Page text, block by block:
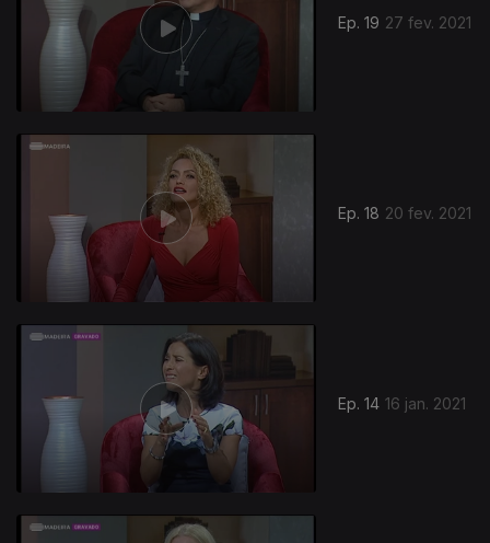
Ep. 19 27 fev. 2021
Ep. 18 20 fev. 2021
Ep. 14 16 jan. 2021